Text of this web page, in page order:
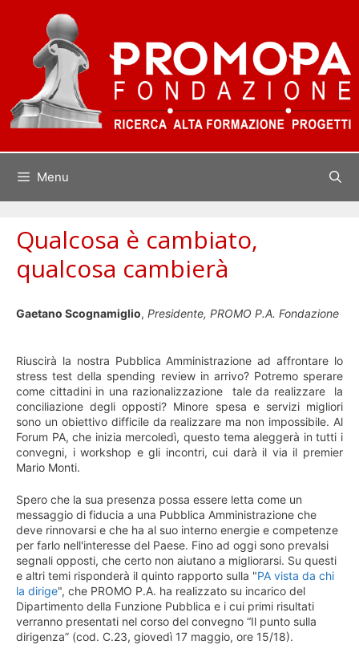
contenuto
Menu
Qualcosa è cambiato,
qualcosa cambierà
Gaetano Scognamiglio, Presidente, PROMO P.A. Fondazione
Riuscirà la nostra Pubblica Amministrazione ad affrontare lo
stress test della spending review in arrivo? Potremo sperare
come cittadini in una razionalizzazione tale da realizzare la
conciliazione degli opposti? Minore spesa e servizi migliori
sono un obiettivo difficile da realizzare ma non impossibile. Al
Forum PA, che inizia mercoledì, questo tema aleggerà in tutti i
convegni, i workshop e gli incontri, cui darà il via il premier
Mario Monti.
Spero che la sua presenza possa essere letta come un
messaggio di fiducia a una Pubblica Amministrazione che
deve rinnovarsi e che ha al suo interno energie e competenze
per farlo nell'interesse del Paese. Fino ad oggi sono prevalsi
segnali opposti, che certo non aiutano a migliorarsi. Su questi
e altri temi risponderà il quinto rapporto sulla "PA vista da chi
la dirige", che PROMO P.A. ha realizzato su incarico del
Dipartimento della Funzione Pubblica e i cui primi risultati
verranno presentati nel corso del convegno “Il punto sulla
dirigenza” (cod. C.23, giovedì 17 maggio, ore 15/18).